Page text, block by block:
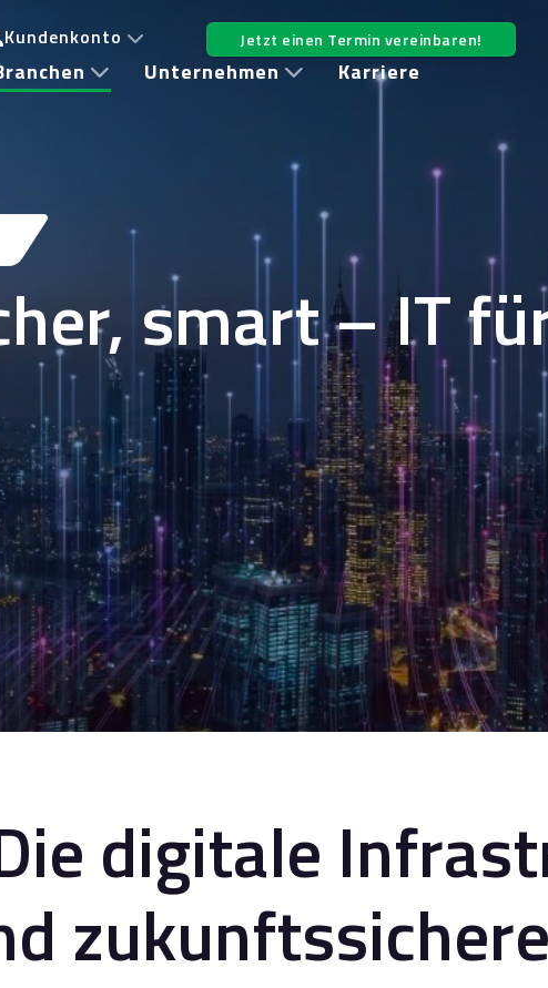
Kundenkonto Jetzt einen Termin vereinbaren!
Unternehmen Karriere
smart – IT
digitale